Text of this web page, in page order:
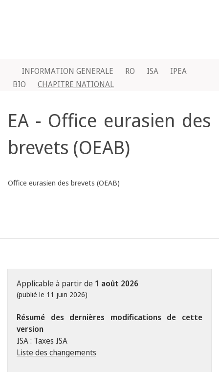
INFORMATION GENERALE RO ISA
IPEA
BIO
CHAPITRE NATIONAL
EA - Office eurasien des
brevets (OEAB)
Office eurasien des brevets (OEAB)
Applicable à partir de 1 août 2026
(publié le 11 juin 2026)
Résumé des dernières modifications de cette
version
ISA : Taxes ISA
Liste des changements